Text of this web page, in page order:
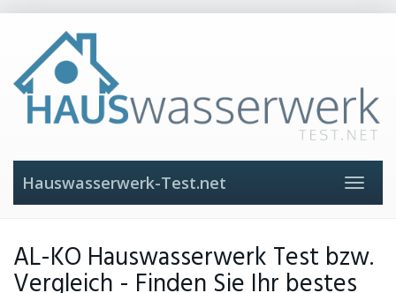
content
Toggle
Hauswasserwerk-Test.net
AL-KO Hauswasserwerk Test bzw.
Vergleich - Finden Sie Ihr bestes